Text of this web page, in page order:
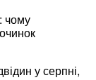
чому
у серпні,